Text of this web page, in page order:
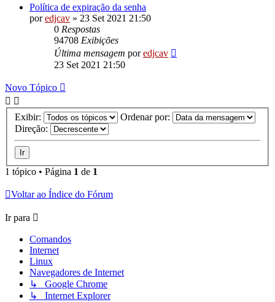
Política de expiração da senha
poredjcav » 23 Set 2021 21:50
0 Respostas
94708 Exibições
Última mensagem poredjcav
23 Set 2021 21:50
Novo Tópico
Exibir:
Ordenar por:
Direção:
1 tópico • Página 1 de 1
Voltar ao Índice do Fórum
Ir para
Comandos
Internet
Linux
Navegadores de Internet
↳ Google Chrome
↳ Internet Explorer